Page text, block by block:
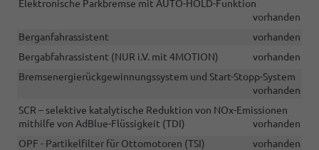
Elektronische Parkbremse mit AUTO-HOLD-Funktion
vorhanden
Berganfahrassistent
vorhanden
Bergabfahrassistent (NUR i.V. mit 4MOTION)
vorhanden
Bremsenergierückgewinnungssystem und Start-Stopp-System
vorhanden
SCR – selektive katalytische Reduktion von NOx-Emissionen
mithilfe von AdBlue-Flüssigkeit (TDI)
vorhanden
OPF - Partikelfilter für Ottomotoren (TSI)
vorhanden